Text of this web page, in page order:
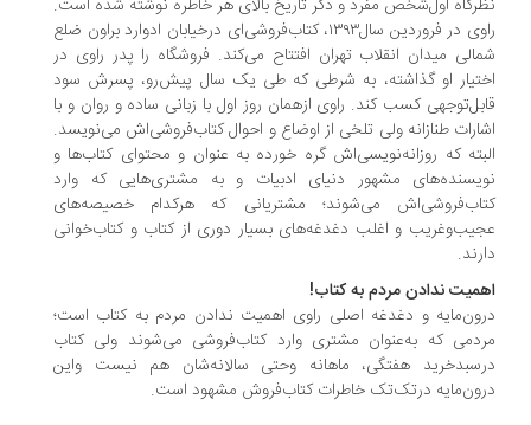
اول‌شخص مفرد و ذکر تاریخ بالای هر خاطره نوشته شده است.
راوی در فروردین سال۱۳۹۳، کتاب‌فروشی‌ای درخیابان ادوارد براون ضلع
میدان انقلاب تهران افتتاح می‌کند. فروشگاه را پدر راوی در
او گذاشته‌، به شرطی که طی یک سال پیش‌رو، پسرش سود
کسب کند. راوی ازهمان روز اول با زبانی ساده و روان و با
طنازانه ولی تلخی از اوضاع ‌و احوال کتاب‌فروشی‌اش می‌نویسد.
که روزانه‌نویسی‌اش گره خورده به‌ عنوان و محتوای کتاب‌ها و
مشهور دنیای ادبیات و به مشتری‌هایی که وارد
می‌شوند؛ مشتریانی که هرکدام خصیصه‌های
و اغلب دغدغه‌های بسیار دوری از کتاب و کتاب‌خوانی
ندادن مردم به کتاب!
و دغدغه اصلی راوی اهمیت ندادن مردم به کتاب است؛
که به‌عنوان مشتری وارد کتاب‌فروشی می‌شوند ولی کتاب
هفتگی، ماهانه وحتی سالانه‌شان هم نیست واین
درتک‌تک خاطرات کتاب‌فروش مشهود است.